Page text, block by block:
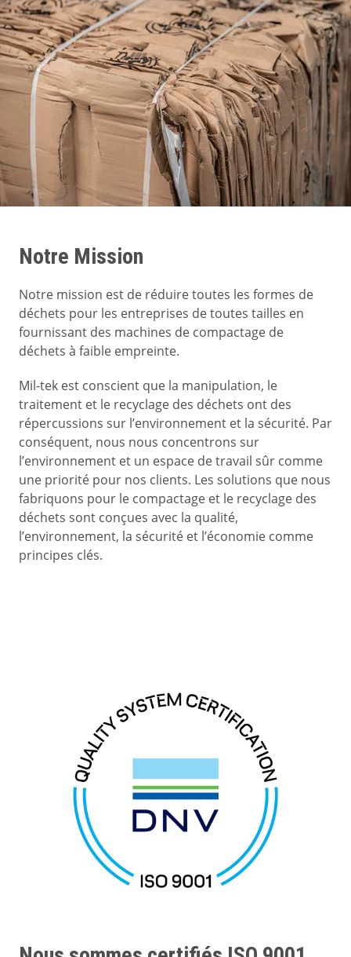
Notre Mission
Notre mission est de réduire toutes les formes de
déchets pour les entreprises de toutes tailles en
fournissant des machines de compactage de
déchets à faible empreinte.
Mil-tek est conscient que la manipulation, le
traitement et le recyclage des déchets ont des
répercussions sur l’environnement et la sécurité. Par
conséquent, nous nous concentrons sur
l’environnement et un espace de travail sûr comme
une priorité pour nos clients. Les solutions que nous
fabriquons pour le compactage et le recyclage des
déchets sont conçues avec la qualité,
l’environnement, la sécurité et l’économie comme
principes clés.